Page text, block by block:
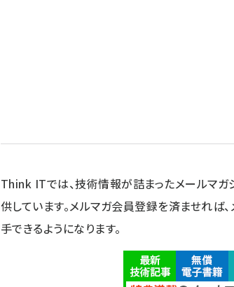
Think ITでは、技術情報が詰まったメールマ
供しています。メルマガ会員登録を済ませれば
手できるようになります。